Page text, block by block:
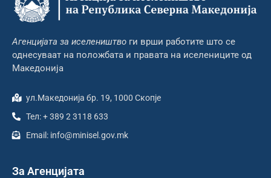
Агенцијата за иселеништво ги врши работите што се
однесуваат на положбата и правата на иселениците од
Македонија
ул.Македонија бр. 19, 1000 Скопје
Тел: + 389 2 3118 633
Email: info@minisel.gov.mk
За Агенцијата